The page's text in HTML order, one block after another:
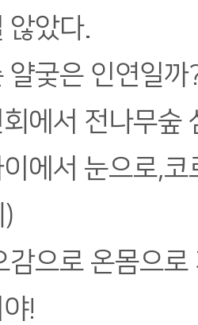
않았다.
얄궂은 인연일까
에서 전나무숲
에서 눈으로,
감으로 온몸으
!